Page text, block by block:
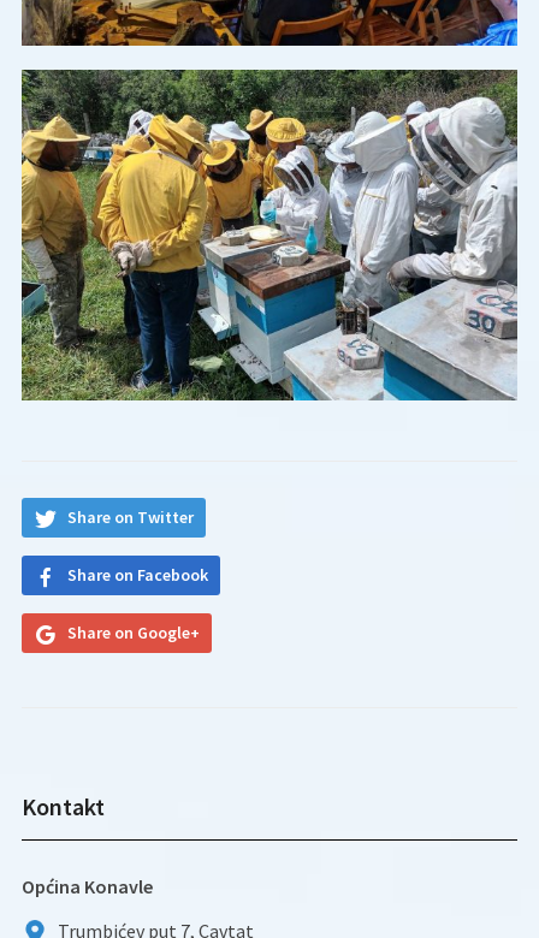
Share on Twitter
Share on Facebook
Share on Google+
Kontakt
Općina Konavle
Trumbićev put 7, Cavtat